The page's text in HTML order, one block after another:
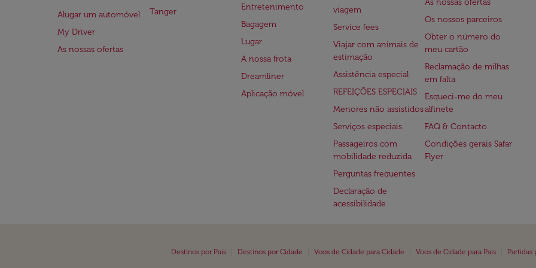
Alugar um automóvel
My Driver
As nossas ofertas
Tanger
Entretenimento
Bagagem
Lugar
A nossa frota
Dreamliner
Aplicação móvel
viagem
Service fees
Viajar com animais de
estimação
Assistência especial
REFEIÇÕES ESPECIAIS
Menores não assistidos
Serviços especiais
Passageiros com
mobilidade reduzida
Perguntas frequentes
Declaração de
acessibilidade
As nossas ofertas
Os nossos parceiros
Obter o número do
meu cartão
Reclamação de milhas
em falta
Esqueci-me do meu
alfinete
FAQ & Contacto
Condições gerais Safar
Flyer
Destinos por País Destinos por Cidade Voos de Cidade para Cidade Voos de Cidade para País Partidas